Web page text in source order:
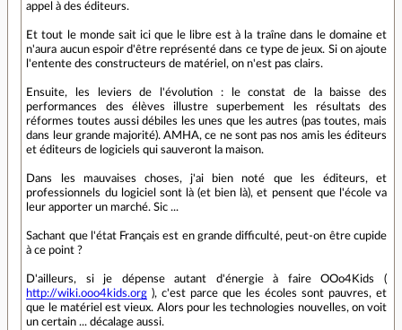
appel à des éditeurs.
Et tout le monde sait ici que le libre est à la traîne dans le domaine et
n'aura aucun espoir d'être représenté dans ce type de jeux. Si on ajoute
l'entente des constructeurs de matériel, on n'est pas clairs.
Ensuite, les leviers de l'évolution : le constat de la baisse des
performances des élèves illustre superbement les résultats des
réformes toutes aussi débiles les unes que les autres (pas toutes, mais
dans leur grande majorité). AMHA, ce ne sont pas nos amis les éditeurs
et éditeurs de logiciels qui sauveront la maison.
Dans les mauvaises choses, j'ai bien noté que les éditeurs, et
professionnels du logiciel sont là (et bien là), et pensent que l'école va
leur apporter un marché. Sic ...
Sachant que l'état Français est en grande difficulté, peut-on être cupide
à ce point ?
D'ailleurs, si je dépense autant d'énergie à faire OOo4Kids (
http://wiki.ooo4kids.org ), c'est parce que les écoles sont pauvres, et
que le matériel est vieux. Alors pour les technologies nouvelles, on voit
un certain ... décalage aussi.